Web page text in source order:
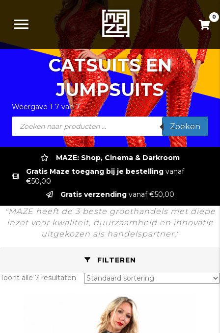
0
CATSUITS EN
JUMPSUITS
Weergave 1-7 van 7.
Producten
zoeken Zoeken
MAZE: Shop, Cinema & Darkroom
Gratis Maze toegang bij je bestelling vanaf
€50,00
Gratis verzendingvanaf €50,00
"MAZE heeft de 3 beste groothandels met diepe
inzet voor kwaliteit, duurzaamheid en innovatie
uitgekozen als handelspartner."
FILTEREN
Toont alle 7 resultaten